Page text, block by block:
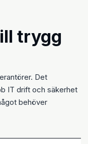
trygg
Det
IT drift och säkerhet
behöver